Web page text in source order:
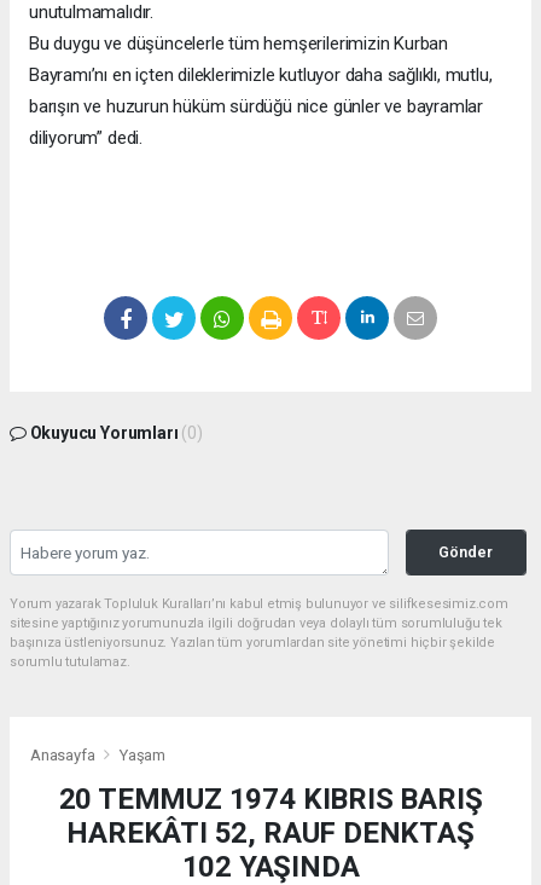
unutulmamalıdır.
Bu duygu ve düşüncelerle tüm hemşerilerimizin Kurban
Bayramı’nı en içten dileklerimizle kutluyor daha sağlıklı, mutlu,
barışın ve huzurun hüküm sürdüğü nice günler ve bayramlar
diliyorum” dedi.
Okuyucu Yorumları (0)
Gönder
Yorum yazarak Topluluk Kuralları’nı kabul etmiş bulunuyor ve silifkesesimiz.com
sitesine yaptığınız yorumunuzla ilgili doğrudan veya dolaylı tüm sorumluluğu tek
başınıza üstleniyorsunuz. Yazılan tüm yorumlardan site yönetimi hiçbir şekilde
sorumlu tutulamaz.
Anasayfa Yaşam
20 TEMMUZ 1974 KIBRIS BARIŞ
HAREKÂTI 52, RAUF DENKTAŞ
102 YAŞINDA